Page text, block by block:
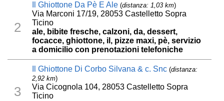
2
Il Ghiottone Da Pè E Ale (distanza: 1,03 km)
Via Marconi 17/19, 28053 Castelletto Sopra
Ticino
ale, bibite fresche, calzoni, da, dessert,
focacce, ghiottone, il, pizze maxi, pè, servizio
a domicilio con prenotazioni telefoniche
3
Il Ghiottone Di Corbo Silvana & c. Snc (distanza:
2,92 km)
Via Cicognola 104, 28053 Castelletto Sopra
Ticino